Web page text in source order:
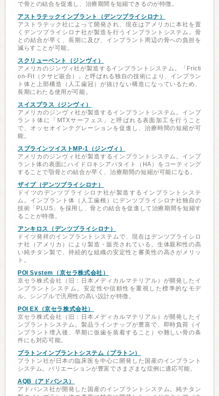
で骨との結合を促進し、治療期間を短縮できるのが特徴。
アストラテックインプラント（デンツプライシロナ）
アストラテック社によって開発され、現在はアメリカに本社を置
くデンツプライシロナ社が製造を行うインプラントシステム。骨
との結合が早く、長期に及び、インプラント周辺の骨への負担を
減らすことが可能。
スクリューベント（ジンヴィ）
アメリカのジンヴィ社が製造するインプラントシステム。「Fricti
on-Fit（クサビ嵌合）」と呼ばれる独自の技術により、インプラン
ト体と上部構造（人工歯冠）が抜けない構造になっているため、
長期にわたる使用が可能。
スイスプラス（ジンヴィ）
アメリカのジンヴィ社が製造するインプラントシステム。インプ
ラント体に「MTXサーフェス」と呼ばれる表面加工を行うこと
で、オッセオインテグレーションを促進し、治療時間の短縮が可
能。
スプラインツイストMP-1（ジンヴィ）
アメリカのジンヴィ社が製造するインプラントシステム。インプ
ラント体の表面にハイドロキシアパタイト（HA）をコーティング
することで顎骨との結合が早く、治療期間の短縮が可能になる。
ザイブ（デンツプライシロナ）
ドイツのデンツプライシロナ社が製造するインプラントシステ
ム。インプラント体（人工歯根）にデンツプライシロナ社独自の
技術「PLUS」を採用し、骨との結合を促進して治療期間を短縮す
ることが特徴。
アンキロス（デンツプライシロナ）
ドイツ発祥のインプラントシステムで、現在はデンツプライシロ
ナ社（アメリカ）により製造・販売されている。生体親和性の高
い純チタン製で、持続的な組織の安定性と審美性の高さがメリッ
ト。
POI System（京セラ株式会社）
京セラ株式会社（旧：日本メディカルマテリアル）が開発したイ
ンプラントシステム。安定性や信頼性を重視した標準的なモデ
ル。シンプルで汎用性の高い設計が特徴。
POI EX（京セラ株式会社）
京セラ株式会社（旧：日本メディカルマテリアル）が開発したイ
ンプラントシステム。製品ラインナップが豊富で、即時負荷（イ
ンプラント埋入後、早期に仮歯を装着すること）や難しい骨の条
件にも対応可能。
プラトンインプラントシステム（プラトン）
プラトン社が日本の臨床医を中心に開発した国産のインプラント
システム。バリエーションが豊富でさまざまな症例に適応可能。
AQB（アドバンス）
アドバンス社が開発した国産のインプラントシステム。純チタン